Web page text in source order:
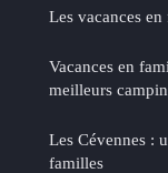
Les vacances
Vacances en
meilleurs
Les Cévennes :
familles